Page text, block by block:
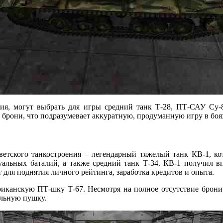
могут выбрать для игры средний танк Т-28, ПТ-САУ
что подразумевает аккуратную, продуманную игру в
танкостроения – легендарный тяжелый танк КВ-1,
баталий, а также средний танк Т-34. КВ-1 получил
поднятия личного рейтинга, заработка кредитов и опыта.
ПТ-шку Т-67. Несмотря на полное отсутствие
пушку.